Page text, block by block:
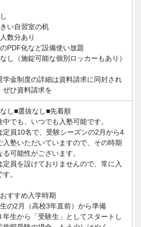
い自習室の机
数分あり
PDF化など設備使い放題
し（施錠可能な個別ロッカーもあり）
学金制度の詳細は資料請求に同封され
ぜひ資料請求を
し■選抜なし■先着順
でも、いつでも入塾可能です。
員10名で、受験シーズンの2月から4
入塾いただいていますので、その時期
る可能性がございます。
員を設けておりませんので、常に入
。
すすめ入学時期
の2月（高校3年直前）から準備
年生から「受験生」としてスタートし